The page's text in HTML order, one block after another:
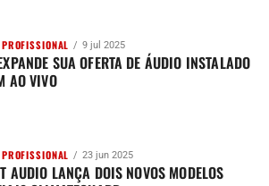
9 jul 2025
SUA OFERTA DE ÁUDIO INSTALADO
AO VIVO
23 jun 2025
AUDIO LANÇA DOIS NOVOS MODELOS